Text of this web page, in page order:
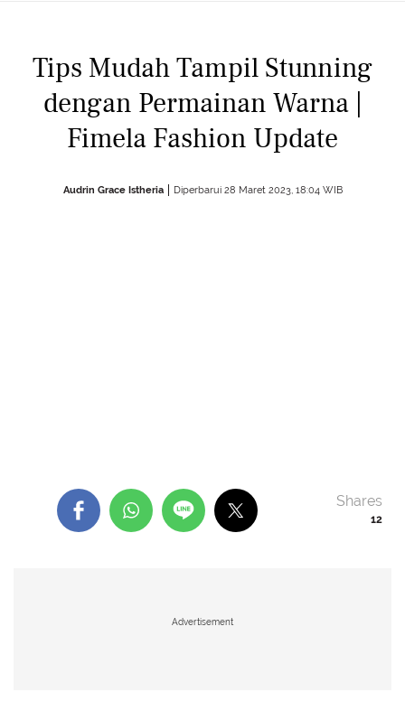
Tips Mudah Tampil Stunning
dengan Permainan Warna |
Fimela Fashion Update
Audrin Grace Istheria Diperbarui 28 Maret 2023, 18:04 WIB
12
Shares
Advertisement